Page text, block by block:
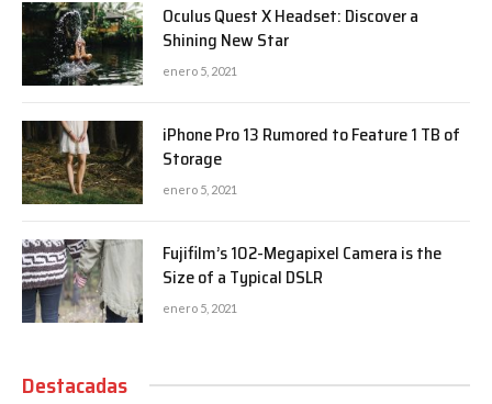
Oculus Quest X Headset: Discover a
Shining New Star
enero 5, 2021
iPhone Pro 13 Rumored to Feature 1 TB of
Storage
enero 5, 2021
Fujifilm’s 102-Megapixel Camera is the
Size of a Typical DSLR
enero 5, 2021
Destacadas